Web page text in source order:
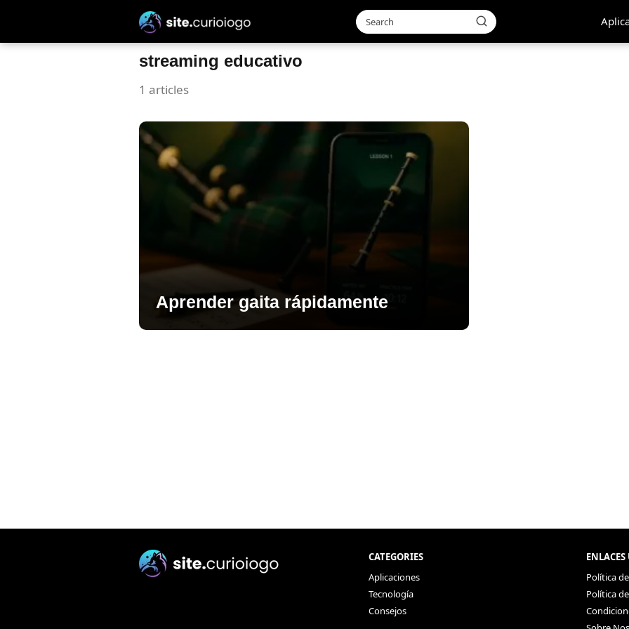
streaming educativo
1 articles
Aprender gaita rápidamente
CATEGORIES
Aplicaciones
Tecnología
Consejos
Política
Política